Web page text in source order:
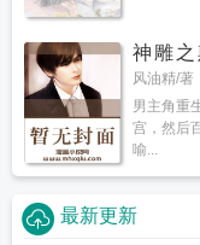
神雕
风油精/著
男主角重
宫，然后
喻...
最新更新